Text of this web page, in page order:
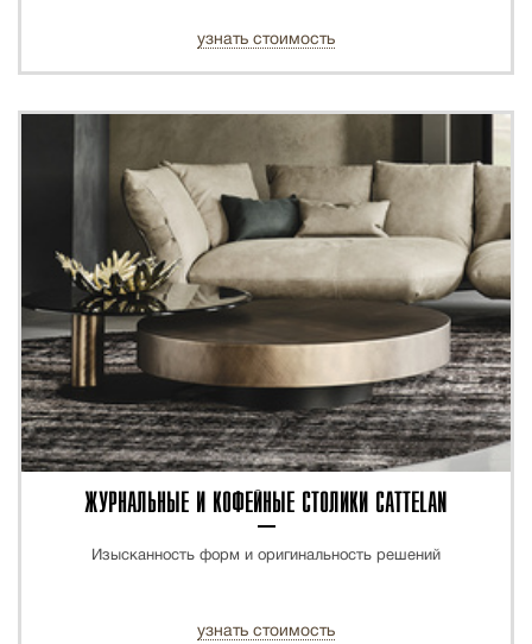
узнать стоимость
ЖУРНАЛЬНЫЕ И КОФЕЙНЫЕ СТОЛИКИ CATTELAN
Изысканность форм и оригинальность решений
узнать стоимость